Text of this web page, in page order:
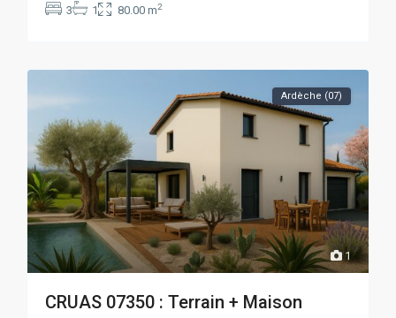
3 1 80.00 m2
1
Ardèche (07)
CRUAS 07350 : Terrain + Maison